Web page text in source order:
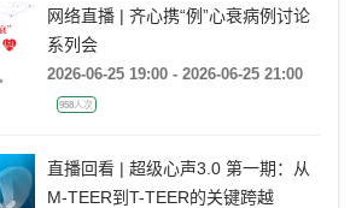
网络直播 | 齐心携“例”心衰病例讨论
系列会
2026-06-25 19:00 - 2026-06-25 21:00
958人次
直播回看 | 超级心声3.0 第一期：从
M-TEER到T-TEER的关键跨越